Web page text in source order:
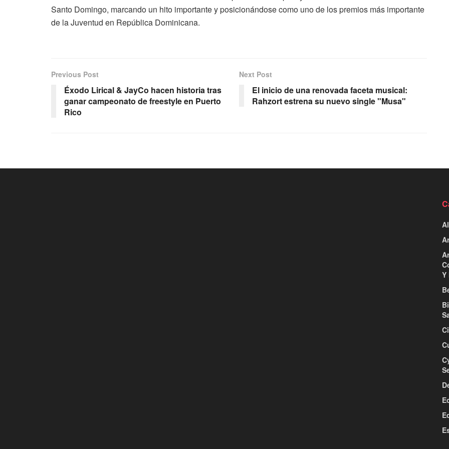
Santo Domingo, marcando un hito importante y posicionándose como uno de los premios más importante
de la Juventud en República Dominicana.
Previous Post
Éxodo Lirical & JayCo hacen historia tras
ganar campeonato de freestyle en Puerto
Rico
Next Post
El inicio de una renovada faceta musical:
Rahzort estrena su nuevo single "Musa"
Y